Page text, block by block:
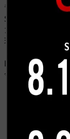
昔から弊社を知
SUVをお探しと
た。
現車を見て、写
と即決頂きまし
K様、この度は
今後とも宜しく